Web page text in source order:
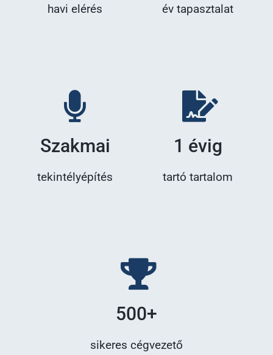
havi elérés év tapasztalat
Szakmai
tekintélyépítés
1 évig
tartó tartalom
500+
sikeres cégvezető